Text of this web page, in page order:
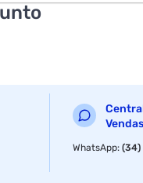
Vendas
WhatsApp:(34)